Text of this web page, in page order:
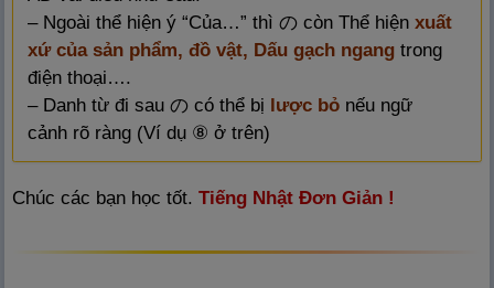
– Ngoài thể hiện ý “Của…” thì の còn Thể hiện xuất
xứ của sản phẩm, đồ vật, Dấu gạch ngangtrong
điện thoại….
– Danh từ đi sau の có thể bị
lược bỏnếu ngữ
cảnh rõ ràng (Ví dụ ⑧ ở trên)
Chúc các bạn học tốt.Tiếng Nhật Đơn Giản !